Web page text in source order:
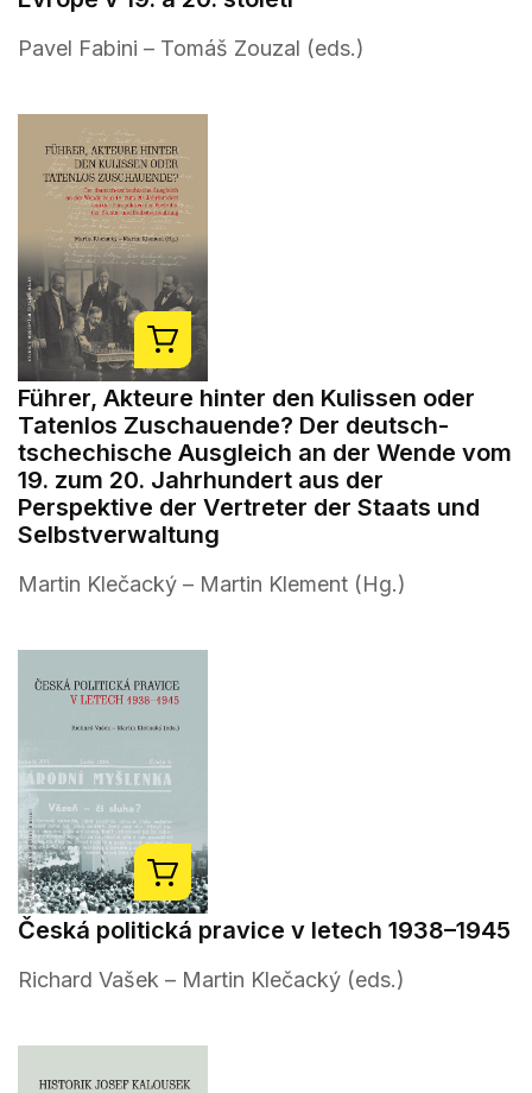
Pavel Fabini – Tomáš Zouzal (eds.)
Führer, Akteure hinter den Kulissen oder
Tatenlos Zuschauende? Der deutsch-
tschechische Ausgleich an der Wende vom
19. zum 20. Jahrhundert aus der
Perspektive der Vertreter der Staats und
Selbstverwaltung
Martin Klečacký – Martin Klement (Hg.)
Česká politická pravice v letech 1938–1945
Richard Vašek – Martin Klečacký (eds.)